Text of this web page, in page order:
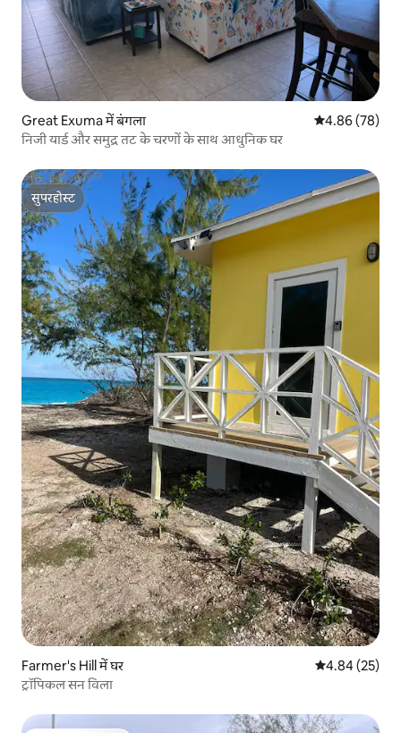
Great Exuma में बंगला औसत रेटिंग 5 में
4.86 (78)
निजी यार्ड और समुद्र तट के चरणों के साथ आधुनिक घर
सुपरहोस्ट
सुपरहोस्ट
Farmer's Hill में घर औसत रेटिंग 5 में
4.84 (25)
ट्रॉपिकल सन विला